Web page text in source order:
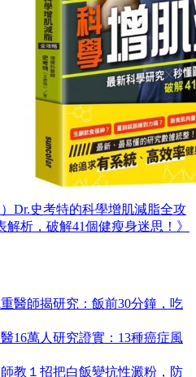
Dr.史考特的科學增肌減脂全攻
析，破解41個健瘦身迷思！》
醫師揭研究：飯前30分鐘，吃
16萬人研究證實：13種癌症風
教１招把白飯變抗性澱粉，防